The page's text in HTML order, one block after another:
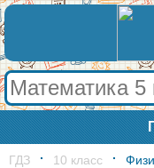
ГДЗ 10 класс